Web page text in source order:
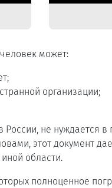
может:
организации;
не нуждается в
этот документ
области.
полноценное